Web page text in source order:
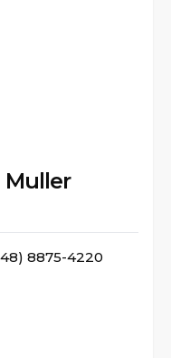
Muller
8875-4220